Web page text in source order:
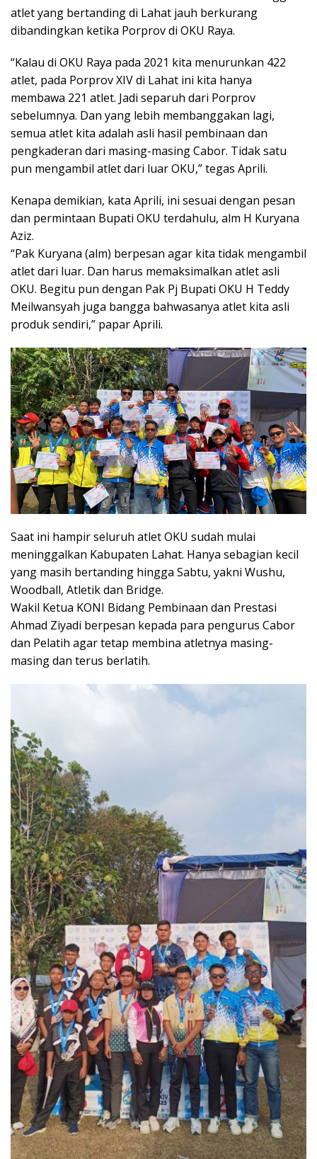
atlet yang bertanding di Lahat jauh berkurang
dibandingkan ketika Porprov di OKU Raya.
“Kalau di OKU Raya pada 2021 kita menurunkan 422
atlet, pada Porprov XIV di Lahat ini kita hanya
membawa 221 atlet. Jadi separuh dari Porprov
sebelumnya. Dan yang lebih membanggakan lagi,
semua atlet kita adalah asli hasil pembinaan dan
pengkaderan dari masing-masing Cabor. Tidak satu
pun mengambil atlet dari luar OKU,” tegas Aprili.
Kenapa demikian, kata Aprili, ini sesuai dengan pesan
dan permintaan Bupati OKU terdahulu, alm H Kuryana
Aziz.
“Pak Kuryana (alm) berpesan agar kita tidak mengambil
atlet dari luar. Dan harus memaksimalkan atlet asli
OKU. Begitu pun dengan Pak Pj Bupati OKU H Teddy
Meilwansyah juga bangga bahwasanya atlet kita asli
produk sendiri,” papar Aprili.
Saat ini hampir seluruh atlet OKU sudah mulai
meninggalkan Kabupaten Lahat. Hanya sebagian kecil
yang masih bertanding hingga Sabtu, yakni Wushu,
Woodball, Atletik dan Bridge.
Wakil Ketua KONI Bidang Pembinaan dan Prestasi
Ahmad Ziyadi berpesan kepada para pengurus Cabor
dan Pelatih agar tetap membina atletnya masing-
masing dan terus berlatih.